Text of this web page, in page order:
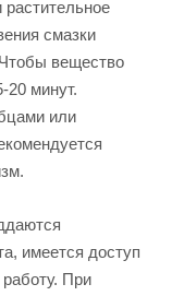
смазки
вещество
20 минут.
или
имеется доступ
работу. При